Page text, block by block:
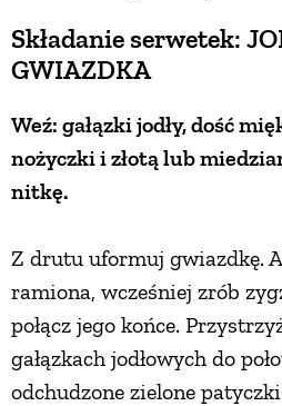
Składanie serwetek:
GWIAZDKA
Weź: gałązki jodły, dość
nożyczki i złotą lub
nitkę.
Z drutu uformuj gwiazdkę.
ramiona, wcześniej zrób
połącz jego końce.
gałązkach jodłowych do
odchudzone zielone